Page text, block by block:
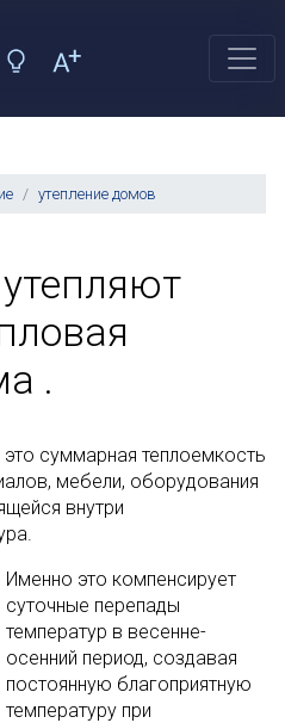
утепление домов
.
суммарная теплоемкость
мебели, оборудования
внутри
Именно это компенсирует
суточные перепады
температур в весенне-
осенний период, создавая
постоянную благоприятную
температуру при